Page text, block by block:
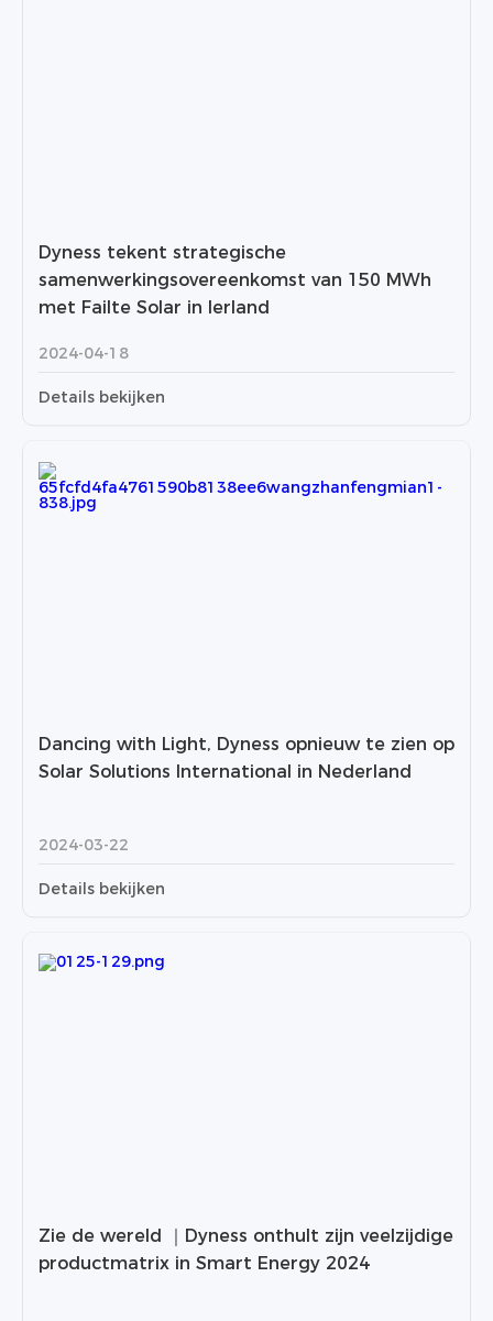
Dyness tekent strategische
samenwerkingsovereenkomst van 150 MWh
met Failte Solar in Ierland
2024-04-18
Details bekijken
Dancing with Light, Dyness opnieuw te zien op
Solar Solutions International in Nederland
2024-03-22
Details bekijken
Zie de wereld ｜Dyness onthult zijn veelzijdige
productmatrix in Smart Energy 2024